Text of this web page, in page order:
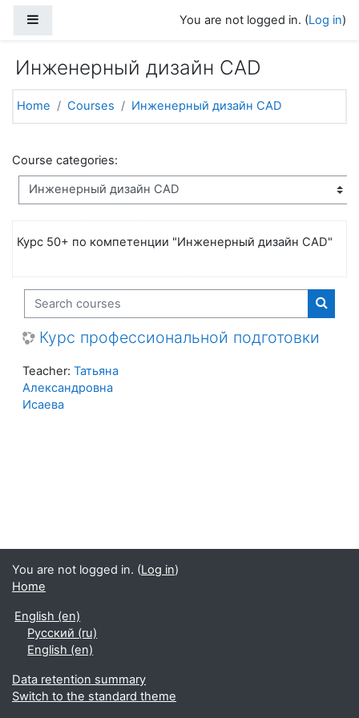
You are not logged in. (Log in)
Инженерный дизайн CAD
Home Courses Инженерный дизайн CAD
Course categories:
Курс 50+ по компетенции "Инженерный дизайн CAD"
Search courses
Курс профессиональной подготовки
Teacher: Татьяна
Александровна
Исаева
You are not logged in. (Log in)
Home
English ‎(en)‎
Русский ‎(ru)‎
English ‎(en)‎
Data retention summary
Switch to the standard theme